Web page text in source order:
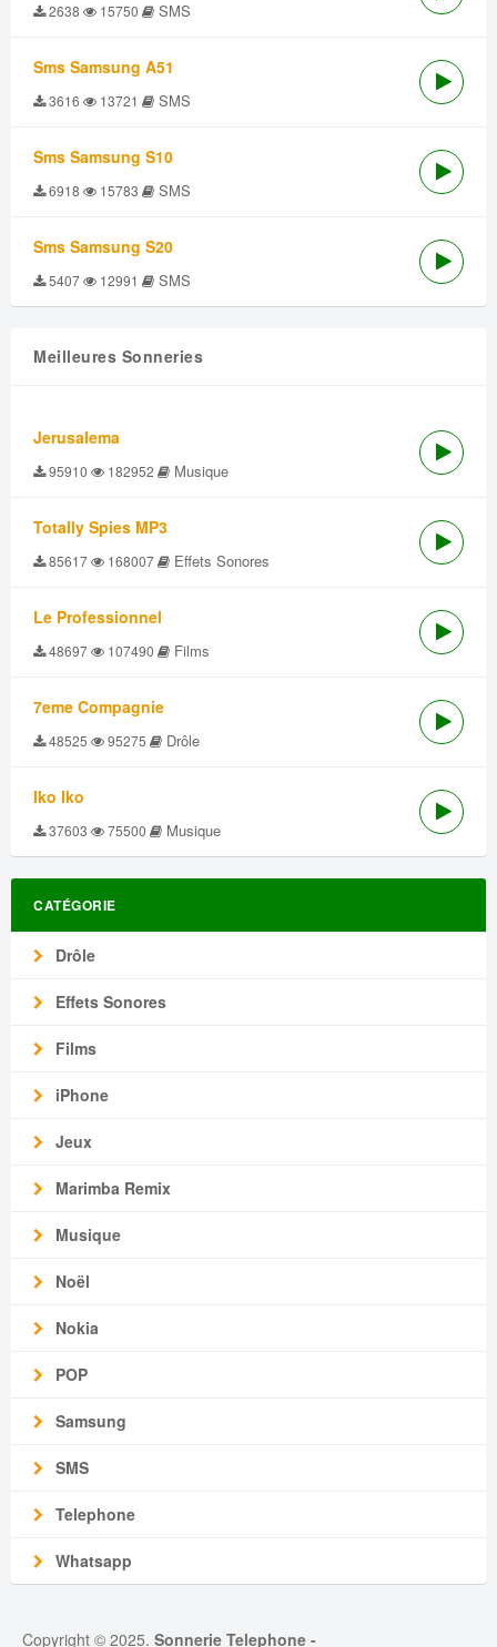
2638 15750 SMS
Sms Samsung A51
3616 13721 SMS
Sms Samsung S10
6918 15783 SMS
Sms Samsung S20
5407 12991 SMS
Meilleures Sonneries
Jerusalema
95910 182952 Musique
Totally Spies MP3
85617 168007 Effets Sonores
Le Professionnel
48697 107490 Films
7eme Compagnie
48525 95275 Drôle
Iko Iko
37603 75500 Musique
CATÉGORIE
Drôle
Effets Sonores
Films
iPhone
Jeux
Marimba Remix
Musique
Noël
Nokia
POP
Samsung
SMS
Telephone
Whatsapp
Copyright © 2025. Sonnerie Telephone -